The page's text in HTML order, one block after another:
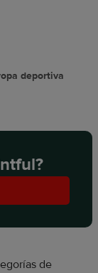
deportiva
de